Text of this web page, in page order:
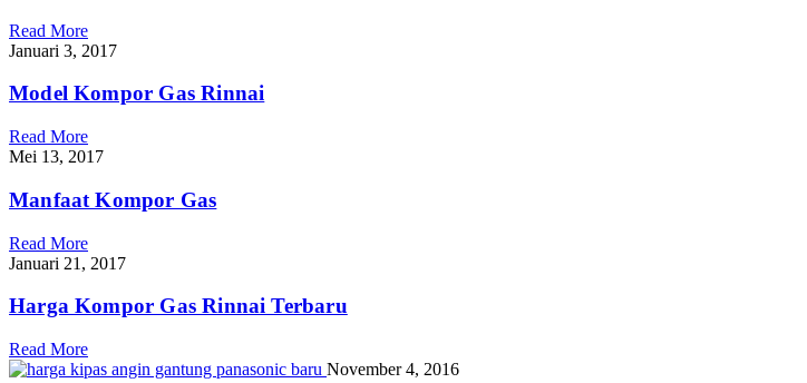
Read More
Januari 3, 2017
Model Kompor Gas Rinnai
Read More
Mei 13, 2017
Manfaat Kompor Gas
Read More
Januari 21, 2017
Harga Kompor Gas Rinnai Terbaru
Read More
November 4, 2016